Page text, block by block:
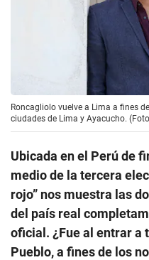
Roncagliolo vuelve a Lima a fines
ciudades de Lima y Ayacucho.
Ubicada en el Perú de
medio de la tercera
rojo” nos muestra las
del país real
oficial. ¿Fue al entrar a
Pueblo, a fines de los